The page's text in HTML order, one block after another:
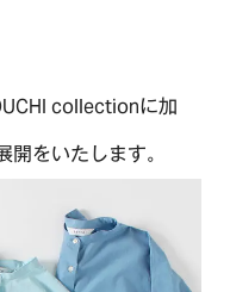
collectionに加
をいたします。